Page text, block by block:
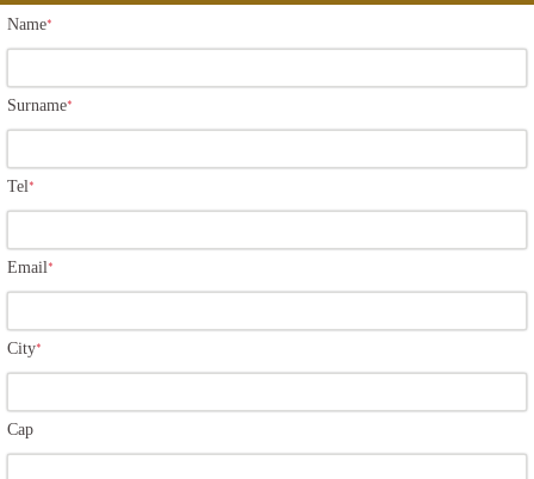
Name*
Surname*
Tel*
Email*
City*
Cap